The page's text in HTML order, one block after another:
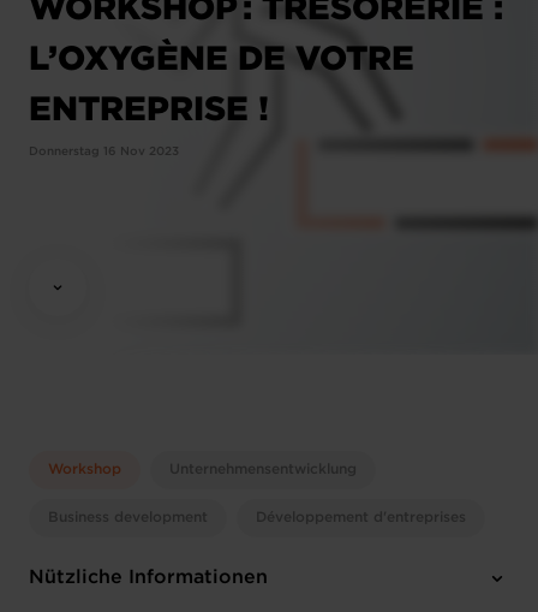
L’OXYGÈNE DE VOTRE
ENTREPRISE !
Donnerstag 16 Nov 2023
Workshop Unternehmensentwicklung
Business development Développement d'entreprises
Nützliche Informationen